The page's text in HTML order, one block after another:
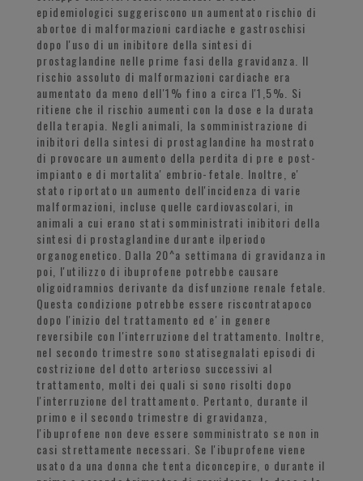
epidemiologici suggeriscono un aumentato rischio di
abortoe di malformazioni cardiache e gastroschisi
dopo l'uso di un inibitore della sintesi di
prostaglandine nelle prime fasi della gravidanza. Il
rischio assoluto di malformazioni cardiache era
aumentato da meno dell'1% fino a circa l'1,5%. Si
ritiene che il rischio aumenti con la dose e la durata
della terapia. Negli animali, la somministrazione di
inibitori della sintesi di prostaglandine ha mostrato
di provocare un aumento della perdita di pre e post-
impianto e di mortalita' embrio-fetale. Inoltre, e'
stato riportato un aumento dell'incidenza di varie
malformazioni, incluse quelle cardiovascolari, in
animali a cui erano stati somministrati inibitori della
sintesi di prostaglandine durante ilperiodo
organogenetico. Dalla 20^a settimana di gravidanza in
poi, l'utilizzo di ibuprofene potrebbe causare
oligoidramnios derivante da disfunzione renale fetale.
Questa condizione potrebbe essere riscontratapoco
dopo l'inizio del trattamento ed e' in genere
reversibile con l'interruzione del trattamento. Inoltre,
nel secondo trimestre sono statisegnalati episodi di
costrizione del dotto arterioso successivi al
trattamento, molti dei quali si sono risolti dopo
l'interruzione del trattamento. Pertanto, durante il
primo e il secondo trimestre di gravidanza,
l'ibuprofene non deve essere somministrato se non in
casi strettamente necessari. Se l'ibuprofene viene
usato da una donna che tenta diconcepire, o durante il